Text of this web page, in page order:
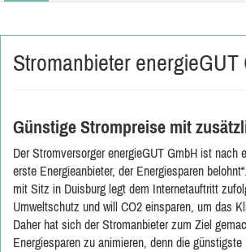
Stromanbieter energieGUT
Günstige Strompreise mit
Der StromversorgerenergieGUT GmbH ist nach
erste Energieanbieter, der Energiesparen
mit Sitz in Duisburg legt dem Internetauftritt
Umweltschutz und will CO2 einsparen, um das
Daher hat sich der Stromanbieter zum Ziel
Energiesparen zu animieren, denn die günstigste